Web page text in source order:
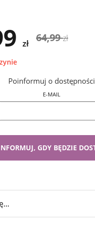
zł 64,99zł
Poinformuj o dostępności
E-MAIL